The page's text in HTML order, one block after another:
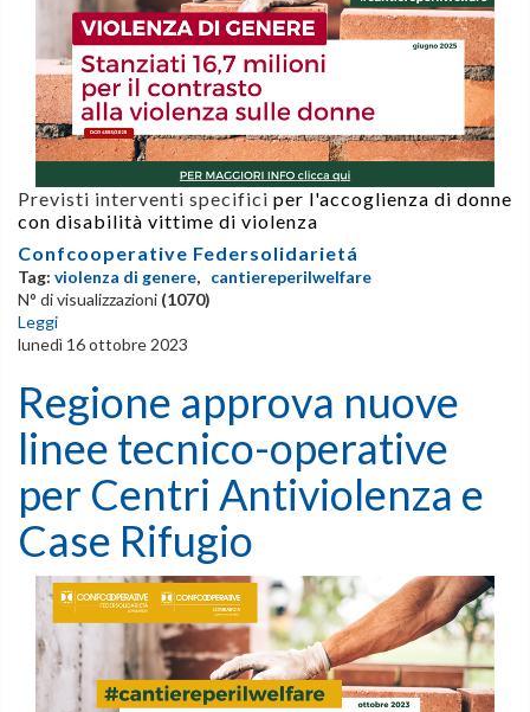
Previsti interventi specifici per l'accoglienza di donne
con disabilità vittime di violenza
Confcooperative Federsolidarietá
Tag: violenza di genere, cantiereperilwelfare
N° di visualizzazioni (1070)
Leggi
lunedì 16 ottobre 2023
Regione approva nuove
linee tecnico-operative
per Centri Antiviolenza e
Case Rifugio